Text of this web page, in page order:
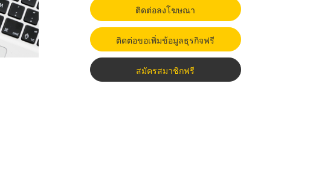
ติดต่อลงโฆษณา
ติดต่อขอเพิ่มข้อมูลธุรกิจฟรี
สมัครสมาชิกฟรี